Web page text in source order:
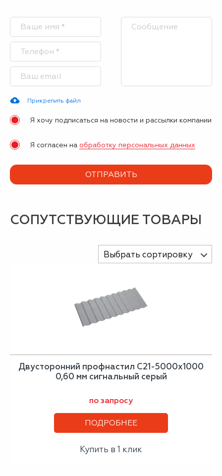
Прикрепить файл
Я хочу подписаться на новости и рассылки компании
Я согласен на обработку персональных данных
СОПУТСТВУЮЩИЕ ТОВАРЫ
Выбрать сортировку
Двусторонний профнастил С21-5000х1000
0,60 мм сигнальный серый
по запросу
ПОДРОБНЕЕ
Купить в 1 клик